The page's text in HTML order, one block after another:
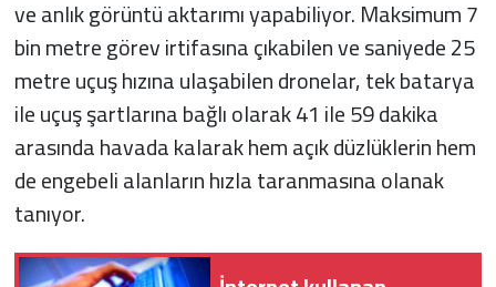
ve anlık görüntü aktarımı yapabiliyor. Maksimum 7
bin metre görev irtifasına çıkabilen ve saniyede 25
metre uçuş hızına ulaşabilen dronelar, tek batarya
ile uçuş şartlarına bağlı olarak 41 ile 59 dakika
arasında havada kalarak hem açık düzlüklerin hem
de engebeli alanların hızla taranmasına olanak
tanıyor.